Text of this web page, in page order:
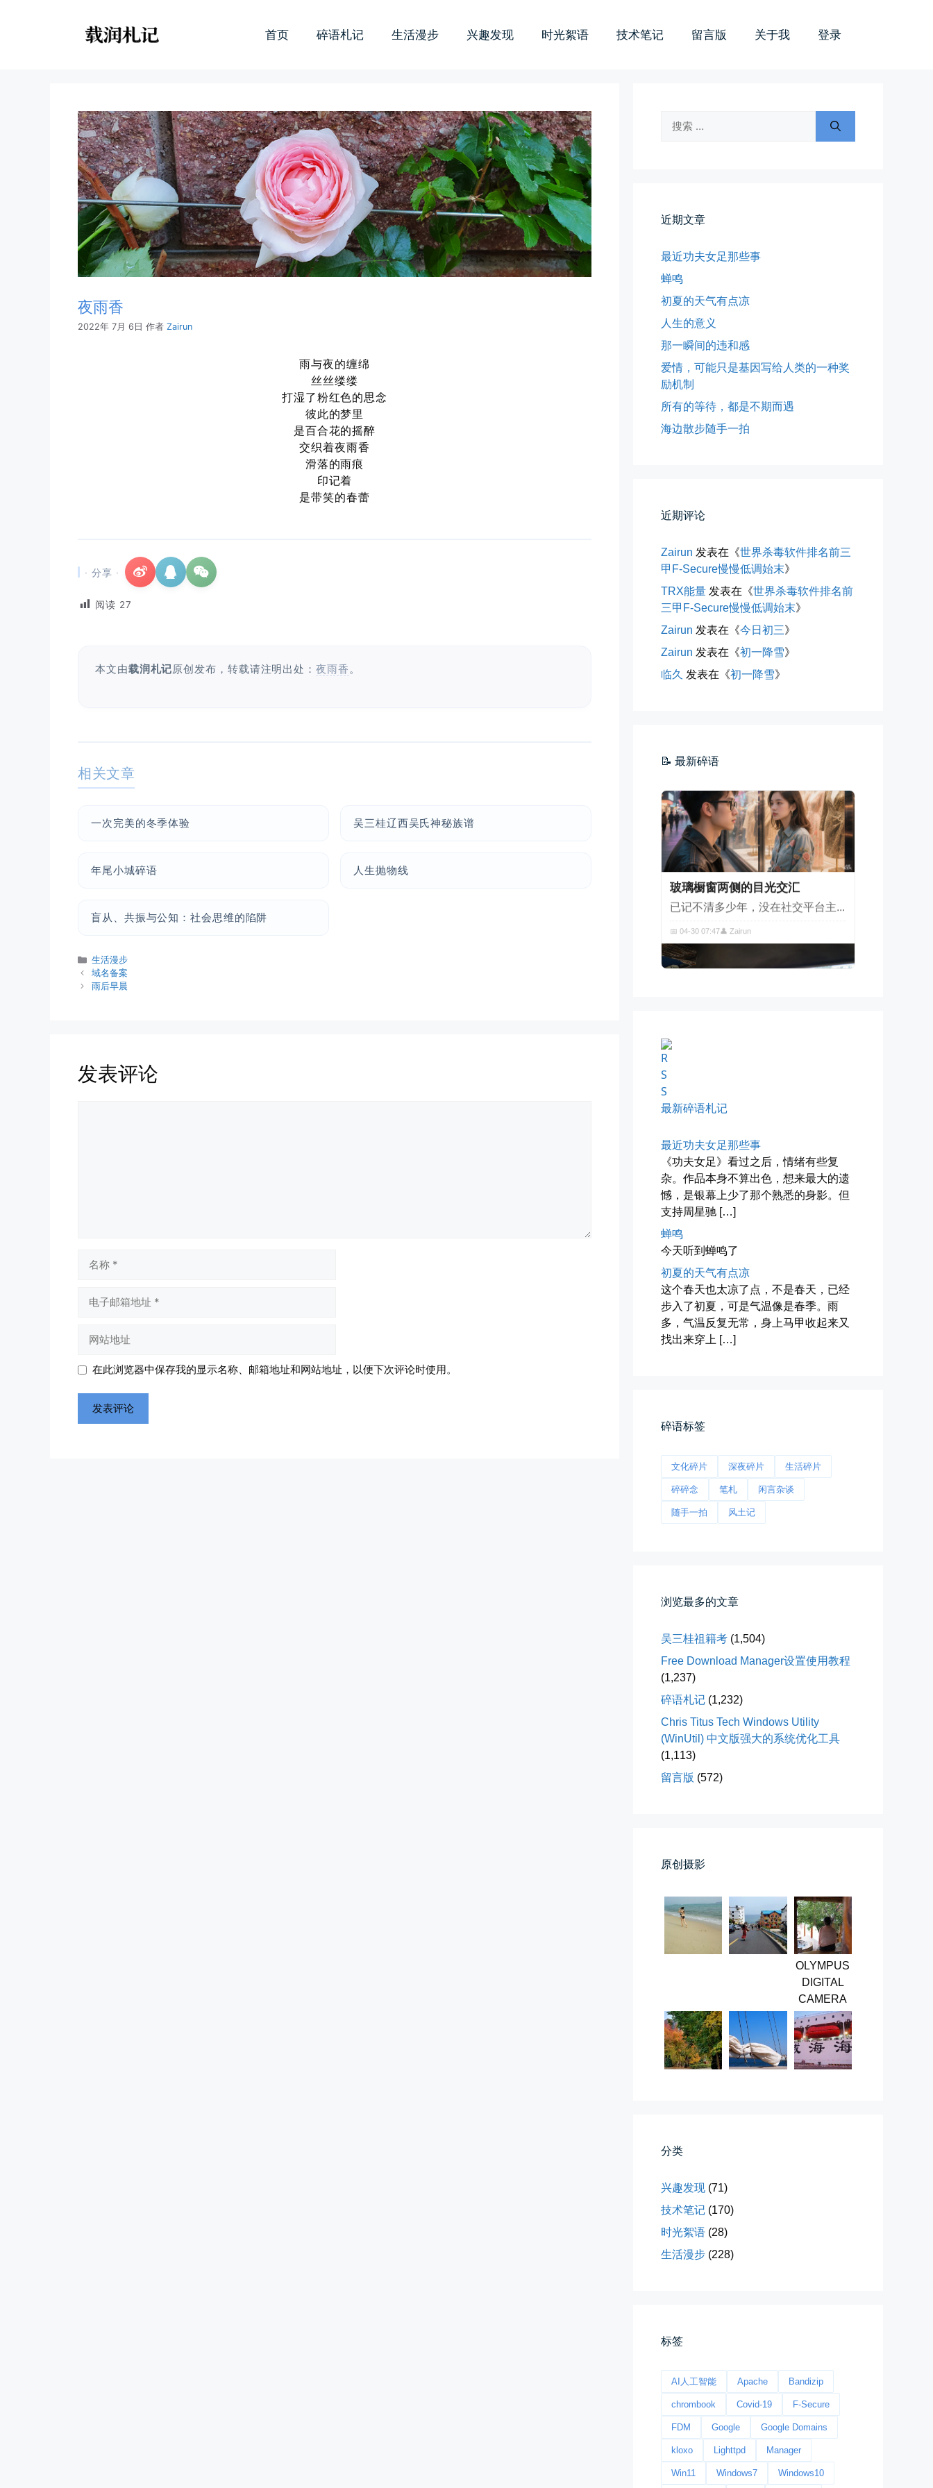
首页 碎语札记 生活漫步 兴趣发现 时光絮语 技术笔记 留言版 关于我 登录
夜雨香
2022年 7月 6日 作者 Zairun
雨与夜的缠绵
丝丝缕缕
打湿了粉红色的思念
彼此的梦里
是百合花的摇醉
交织着夜雨香
滑落的雨痕
印记着
是带笑的春蕾
· 分享 ·
阅读 27
本文由载润札记原创发布，转载请注明出处：夜雨香。
相关文章
一次完美的冬季体验 吴三桂辽西吴氏神秘族谱
年尾小城碎语 人生抛物线
盲从、共振与公知：社会思维的陷阱
分
类
生活漫步
域名备案
雨后早晨
发表评论
址
址
在此浏览器中保存我的显示名称、邮箱地址和网站地址，以便下次评论时使用。
索：
近期文章
最近功夫女足那些事
蝉鸣
初夏的天气有点凉
人生的意义
那一瞬间的违和感
爱情，可能只是基因写给人类的一种奖
励机制
所有的等待，都是不期而遇
海边散步随手一拍
近期评论
Zairun 发表在《世界杀毒软件排名前三
甲F-Secure慢慢低调始末》
TRX能量 发表在《世界杀毒软件排名前
三甲F-Secure慢慢低调始末》
Zairun 发表在《今日初三》
Zairun 发表在《初一降雪》
临久 发表在《初一降雪》
📝 最新碎语
海边散步随手一拍
晚上出门散步，抬头看月亮很圆，...
玻璃橱窗两侧的目光交汇
已记不清多少年，没在社交平台主...
📅 04-30 07:47👤 Zairun
车窗外的风景，辽宁家乡的草木新...
海林街头
黑龙江的空气质量出乎意料地好，...
📅 04-27 19:30
📅 04-25 21:39
📅 04-10 17:19👤 Zairun
春雪挂树枝
早晨在厨房时一抬头，看到窗外已...
📅 04-06 08:28👤 Zairun
第一次AI视频创作手记
第一次用AI做视频，我把许嵩歌...
影子是我的情人
我的影子是我的情人，心是仇敌—...
最新碎语札记
最近功夫女足那些事
《功夫女足》看过之后，情绪有些复
杂。作品本身不算出色，想来最大的遗
憾，是银幕上少了那个熟悉的身影。但
支持周星驰 […]
蝉鸣
今天听到蝉鸣了
初夏的天气有点凉
这个春天也太凉了点，不是春天，已经
步入了初夏，可是气温像是春季。雨
多，气温反复无常，身上马甲收起来又
找出来穿上 […]
碎语标签
文化碎片 深夜碎片 生活碎片
碎碎念 笔札 闲言杂谈
随手一拍 风土记
浏览最多的文章
吴三桂祖籍考 (1,504)
Free Download Manager设置使用教程
(1,237)
碎语札记 (1,232)
Chris Titus Tech Windows Utility
(WinUtil) 中文版强大的系统优化工具
(1,113)
留言版 (572)
原创摄影
OLYMPUS
DIGITAL
CAMERA
分类
兴趣发现 (71)
技术笔记 (170)
时光絮语 (28)
生活漫步 (228)
标签
AI人工智能 Apache Bandizip
chrombook Covid-19 F-Secure
FDM Google Google Domains
kloxo Lighttpd Manager
Win11 Windows7 Windows10